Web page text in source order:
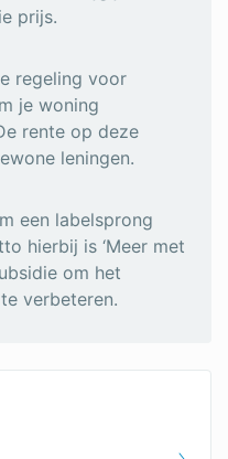
prijs.
regeling voor
je woning
rente op deze
leningen.
een labelsprong
hierbij is ‘Meer met
om het
verbeteren.